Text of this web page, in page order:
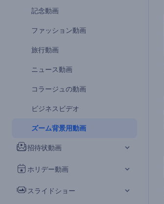
記念動画
ファッション動画
旅行動画
ニュース動画
コラージュの動画
ビジネスビデオ
ズーム背景用動画
招待状動画
ホリデー動画
スライドショー